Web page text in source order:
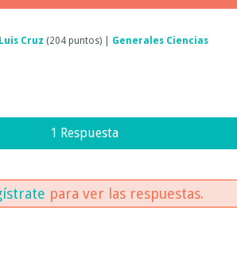
Luis Cruz (204 puntos) Generales Ciencias
1 Respuesta
para ver las respuestas.